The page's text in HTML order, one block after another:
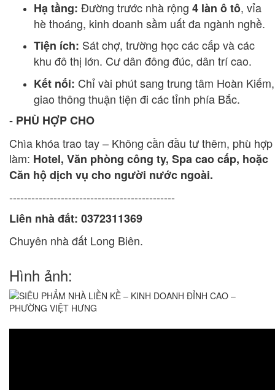
Hạ tầng: Đường trước nhà rộng 4 làn ô tô, vỉa
hè thoáng, kinh doanh sầm uất đa ngành nghề.
Tiện ích: Sát chợ, trường học các cấp và các
khu đô thị lớn. Cư dân đông đúc, dân trí cao.
Kết nối: Chỉ vài phút sang trung tâm Hoàn Kiếm,
giao thông thuận tiện đi các tỉnh phía Bắc.
- PHÙ HỢP CHO
Chìa khóa trao tay – Không cần đầu tư thêm, phù hợp
làm: Hotel, Văn phòng công ty, Spa cao cấp, hoặc
Căn hộ dịch vụ cho người nước ngoài.
---------------------------------------------
Liên nhà đất: 0372311369
Chuyên nhà đất Long Biên.
Hình ảnh: